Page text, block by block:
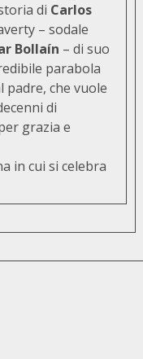
di Carlos
– sodale
Bollaín – di suo
parabola
padre, che vuole
di
grazia e
in cui si celebra